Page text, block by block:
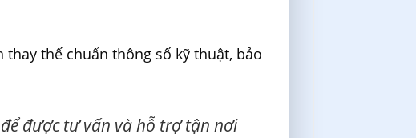
thế chuẩn thông số kỹ thuật, bảo
được tư vấn và hỗ trợ tận nơi